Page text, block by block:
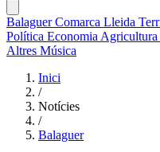
BalaguerComarca Lleida
Política Economia Agricultura
Altres Música
Inici
/
Notícies
/
Balaguer